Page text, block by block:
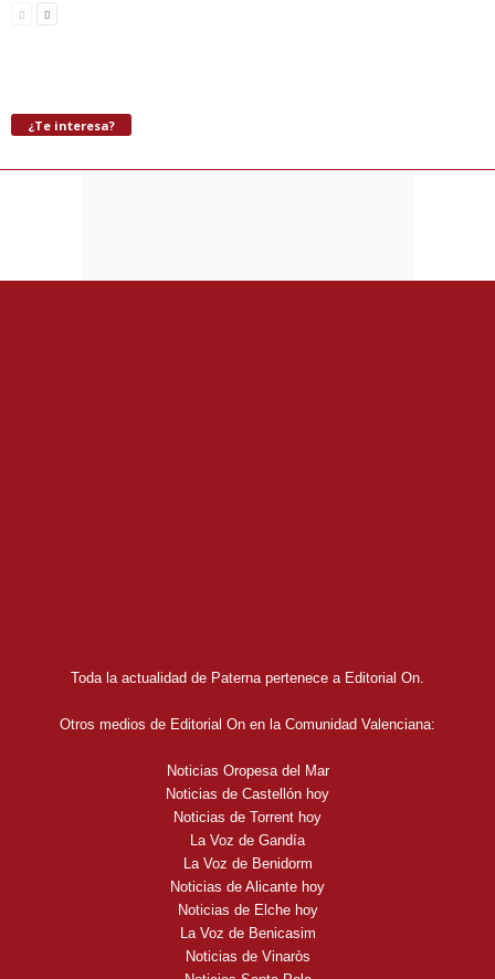
¿Te interesa?
Toda la actualidad de Paterna pertenece a Editorial On.
Otros medios de Editorial On en la Comunidad Valenciana:
Noticias Oropesa del Mar
Noticias de Castellón hoy
Noticias de Torrent hoy
La Voz de Gandía
La Voz de Benidorm
Noticias de Alicante hoy
Noticias de Elche hoy
La Voz de Benicasim
Noticias de Vinaròs